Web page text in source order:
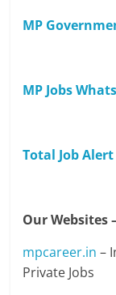
MP
MP Jobs
Total Job Alert
Our Websites
mpcareer.in –
Private Jobs